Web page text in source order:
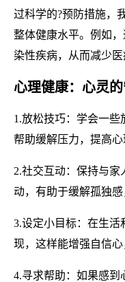
过科学的?预防措施，
整体健康水平。例如
染性疾病，从而减少
心理健康：心灵
1.放松技巧：学会一
帮助缓解压力，提高心
2.社交互动：保持与
动，有助于缓解孤独感
3.设定小目标：在生活
现，这样能增强自信心
4.寻求帮助：如果感到